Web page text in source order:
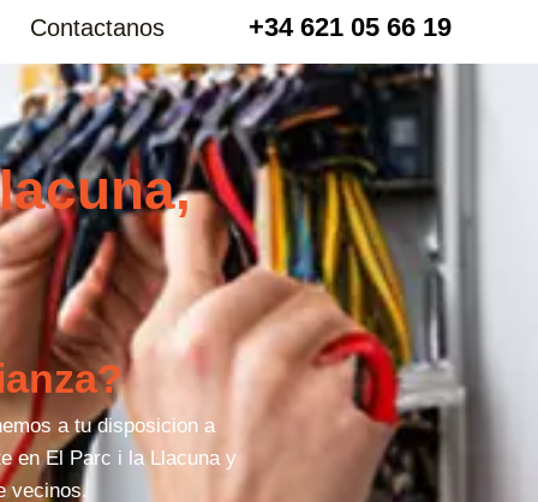
Contactanos +34 621 05 66 19
a tu disposicion a
en El Parc i la Llacuna y
vecinos.